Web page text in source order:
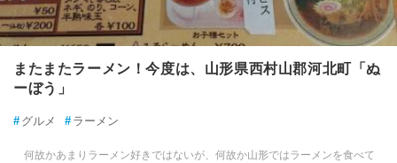
またまたラーメン！今度は、山形県西村山郡河北町「ぬ
ーぼう」
# グルメ # ラーメン
何故かあまりラーメン好きではないが、何故か山形ではラーメンを食べて